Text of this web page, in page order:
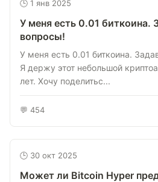
🕒 1 янв 2025
У меня есть 0.01 биткоина.
вопросы!
У меня есть 0.01 биткоина.
Я держу этот небольшой
лет. Хочу поделитьс...
💬 454
🕒 30 окт 2025
Может ли Bitcoin Hyper